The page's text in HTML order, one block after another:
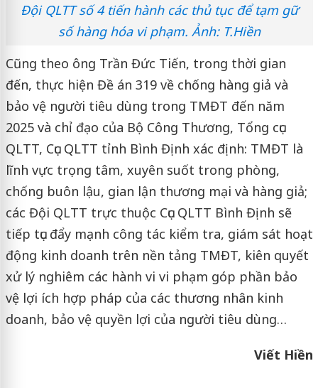
Đội QLTT số 4 tiến hành các thủ tục để tạm gữ
số hàng hóa vi phạm. Ảnh: T.Hiền
Cũng theo ông Trần Đức Tiến, trong thời gian
đến, thực hiện Đề án 319 về chống hàng giả và
bảo vệ người tiêu dùng trong TMĐT đến năm
2025 và chỉ đạo của Bộ Công Thương, Tổng cục
QLTT, Cục QLTT tỉnh Bình Định xác định: TMĐT là
lĩnh vực trọng tâm, xuyên suốt trong phòng,
chống buôn lậu, gian lận thương mại và hàng giả;
các Đội QLTT trực thuộc Cục QLTT Bình Định sẽ
tiếp tục đẩy mạnh công tác kiểm tra, giám sát hoạt
động kinh doanh trên nền tảng TMĐT, kiên quyết
xử lý nghiêm các hành vi vi phạm góp phần bảo
vệ lợi ích hợp pháp của các thương nhân kinh
doanh, bảo vệ quyền lợi của người tiêu dùng…
Viết Hiền